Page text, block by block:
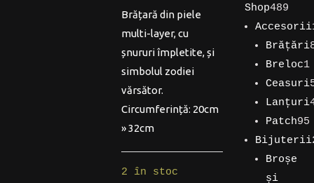
Brățară din piele
multi-layer, cu
șnururi împletite, și
simbolul zodiei
vărsător.
Circumferință: 20cm
» 32cm
2 în stoc
Shop489489
de
Accesorii
194
de
produse
Brățări
89
de
produse
Breloc1
1
produs
Ceasuri
5
produse
Lanțuri
4
produse
Patch95
95
de
produse
Bijuterii
254
de
Broșe
și